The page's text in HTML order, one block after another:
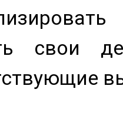
свои